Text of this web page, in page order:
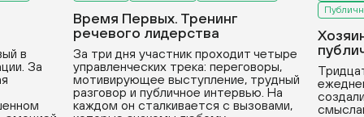
в
За
Время Первых. Тренинг
речевого лидерства
За три дня участник проходит четыре
управленческих трека: переговоры,
мотивирующее выступление, трудный
разговор и публичное интервью. На
каждом он сталкивается с вызовами,